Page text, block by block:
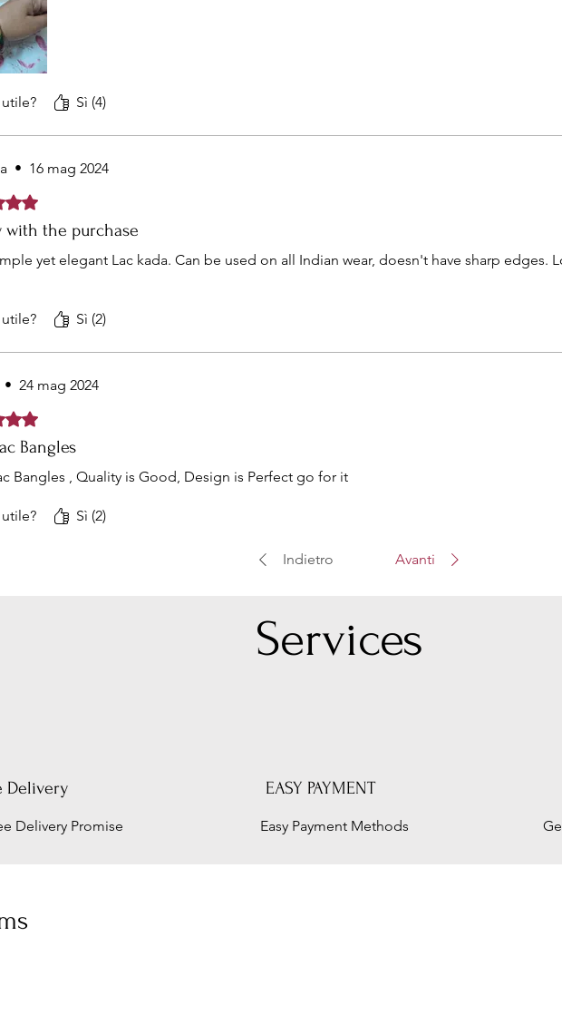
utile? Sì (4)
• 16 mag 2024
5 stelle su 5.
with the purchase
yet elegant Lac kada. Can be used on all Indian wear, doesn't have sharp edges.
utile? Sì (2)
• 24 mag 2024
5 stelle su 5.
Bangles
Bangles , Quality is Good, Design is Perfect go for it
utile? Sì (2)
Indietro Avanti
Services
Delivery
Delivery Promise
EASY PAYMENT
Easy Payment Methods